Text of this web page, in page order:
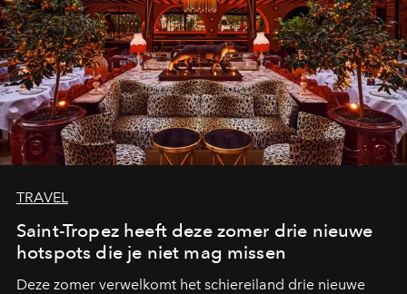
TRAVEL
Saint-Tropez heeft deze zomer drie nieuwe
hotspots die je niet mag missen
Deze zomer verwelkomt het schiereiland drie nieuwe